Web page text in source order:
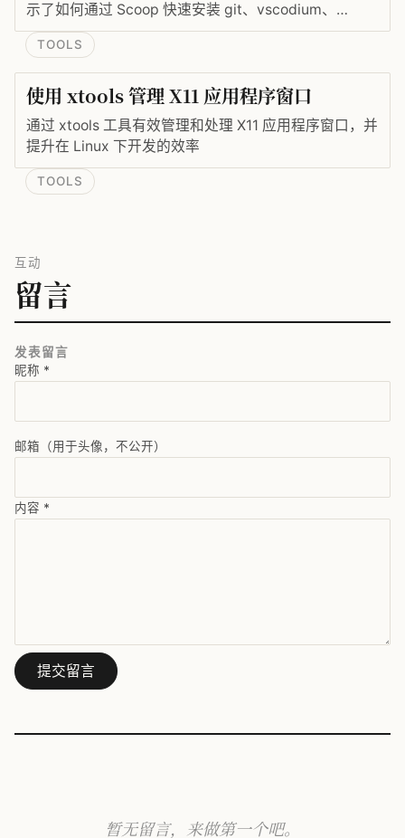
示了如何通过 Scoop 快速安装 git、vscodium、
OpenJDK 等开发工具，并引入 PowerShell Core 作为
现代化的跨平台终端，帮助程序员统一命令行体验。
TOOLS
使用 xtools 管理 X11 应用程序窗口
通过 xtools 工具有效管理和处理 X11 应用程序窗口，并
提升在 Linux 下开发的效率
TOOLS
互动
留言
发表留言
昵称 *
邮箱（用于头像，不公开）
内容 *
提交留言
暂无留言，来做第一个吧。